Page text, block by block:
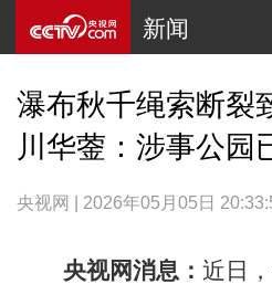
新闻
瀑布秋千绳索断裂
川华蓥：涉事公园
央视网 | 2026年05月05日
央视网消息： 近日